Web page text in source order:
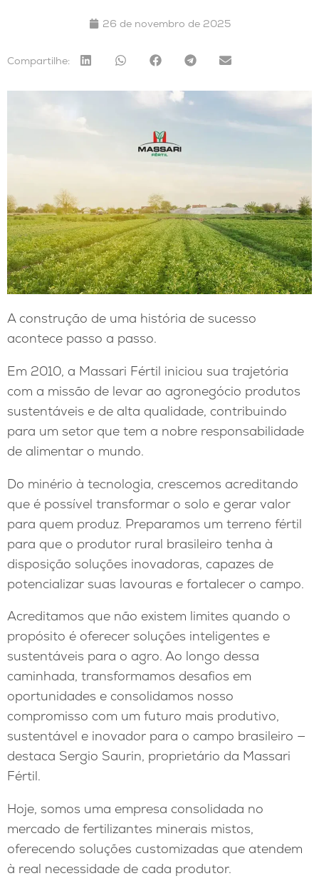
26 de novembro de 2025
Compartilhe:
A construção de uma história de sucesso
acontece passo a passo.
Em 2010, a Massari Fértil iniciou sua trajetória
com a missão de levar ao agronegócio produtos
sustentáveis e de alta qualidade, contribuindo
para um setor que tem a nobre responsabilidade
de alimentar o mundo.
Do minério à tecnologia, crescemos acreditando
que é possível transformar o solo e gerar valor
para quem produz. Preparamos um terreno fértil
para que o produtor rural brasileiro tenha à
disposição soluções inovadoras, capazes de
potencializar suas lavouras e fortalecer o campo.
Acreditamos que não existem limites quando o
propósito é oferecer soluções inteligentes e
sustentáveis para o agro. Ao longo dessa
caminhada, transformamos desafios em
oportunidades e consolidamos nosso
compromisso com um futuro mais produtivo,
sustentável e inovador para o campo brasileiro —
destaca Sergio Saurin, proprietário da Massari
Fértil.
Hoje, somos uma empresa consolidada no
mercado de fertilizantes minerais mistos,
oferecendo soluções customizadas que atendem
à real necessidade de cada produtor.